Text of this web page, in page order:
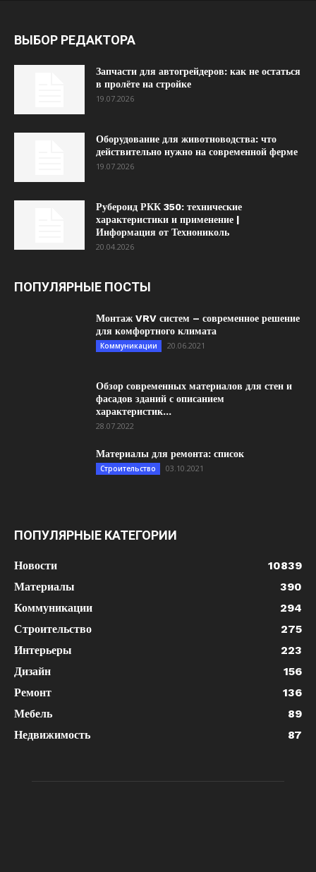
ВЫБОР РЕДАКТОРА
Запчасти для автогрейдеров: как не остаться
в пролёте на стройке
19.07.2026
Оборудование для животноводства: что
действительно нужно на современной ферме
19.07.2026
Рубероид РКК 350: технические
характеристики и применение |
Информация от Технониколь
20.04.2026
ПОПУЛЯРНЫЕ ПОСТЫ
Монтаж VRV систем – современное решение
для комфортного климата
Коммуникации 20.06.2021
Обзор современных материалов для стен и
фасадов зданий с описанием
характеристик...
28.07.2022
Материалы для ремонта: список
Строительство 03.10.2021
ПОПУЛЯРНЫЕ КАТЕГОРИИ
Новости
10839
Материалы
390
Коммуникации
294
Строительство
275
Интерьеры
223
Дизайн
156
Ремонт
136
Мебель
89
Недвижимость
87